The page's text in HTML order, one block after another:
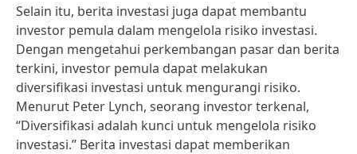
Selain itu, berita investasi juga dapat membantu
investor pemula dalam mengelola risiko investasi.
Dengan mengetahui perkembangan pasar dan berita
terkini, investor pemula dapat melakukan
diversifikasi investasi untuk mengurangi risiko.
Menurut Peter Lynch, seorang investor terkenal,
“Diversifikasi adalah kunci untuk mengelola risiko
investasi.” Berita investasi dapat memberikan